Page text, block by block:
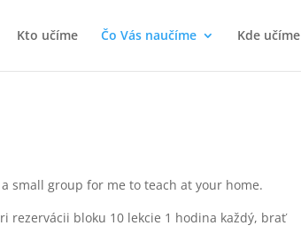
Kto učíme Čo Vás naučíme Kde učíme
small group for me to teach at your home.
rezervácii bloku 10 lekcie 1 hodina každý, brať